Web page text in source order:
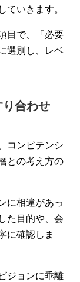
ていきます。
目で、「必要
選別し、レベ
り合わせ
コンピテンシ
との考え方の
に相違があっ
た目的や、会
に確認しま
ジョンに乖離